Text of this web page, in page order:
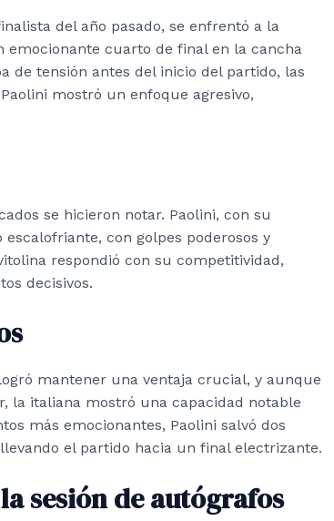
del año pasado, se enfrentó a la
emocionante cuarto de final en la cancha
de tensión antes del inicio del partido, las
mostró un enfoque agresivo,
se hicieron notar. Paolini, con su
con golpes poderosos y
respondió con su competitividad,
decisivos.
mantener una ventaja crucial, y aunque
la italiana mostró una capacidad notable
más emocionantes, Paolini salvó dos
el partido hacia un final electrizante.
sesión de autógrafos